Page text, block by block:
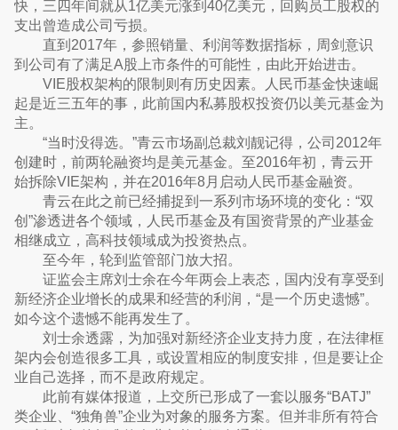
快，三四年间就从1亿美元涨到40亿美元，回购员工股权的
支出曾造成公司亏损。
直到2017年，参照销量、利润等数据指标，周剑意识
到公司有了满足A股上市条件的可能性，由此开始进击。
VIE股权架构的限制则有历史因素。人民币基金快速崛
起是近三五年的事，此前国内私募股权投资仍以美元基金为
主。
“当时没得选。”青云市场副总裁刘靓记得，公司2012年
创建时，前两轮融资均是美元基金。至2016年初，青云开
始拆除VIE架构，并在2016年8月启动人民币基金融资。
青云在此之前已经捕捉到一系列市场环境的变化：“双
创”渗透进各个领域，人民币基金及有国资背景的产业基金
相继成立，高科技领域成为投资热点。
至今年，轮到监管部门放大招。
证监会主席刘士余在今年两会上表态，国内没有享受到
新经济企业增长的成果和经营的利润，“是一个历史遗憾”。
如今这个遗憾不能再发生了。
刘士余透露，为加强对新经济企业支持力度，在法律框
架内会创造很多工具，或设置相应的制度安排，但是要让企
业自己选择，而不是政府规定。
此前有媒体报道，上交所已形成了一套以服务“BATJ”
类企业、“独角兽”企业为对象的服务方案。但并非所有符合